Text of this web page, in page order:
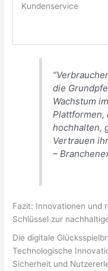
Kundenservice
die
Wachstum
Plattformen,
hochhalten,
Vertrauen
–
Fazit: Innovationen und
Schlüssel zur
Die digitale
Technologische
Sicherheit und